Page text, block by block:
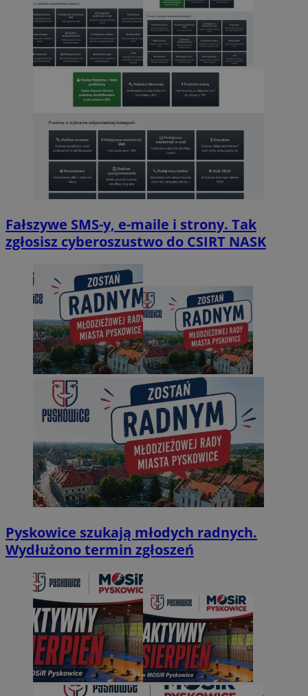
Fałszywe SMS-y, e-maile i strony. Tak
zgłosisz cyberoszustwo do CSIRT NASK
Pyskowice szukają młodych radnych.
Wydłużono termin zgłoszeń